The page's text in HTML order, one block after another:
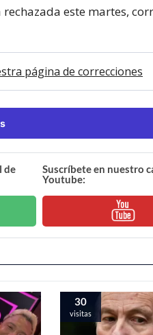
este martes,
página de correcciones
de
Suscríbete en nuestro
Youtube:
30
visitas